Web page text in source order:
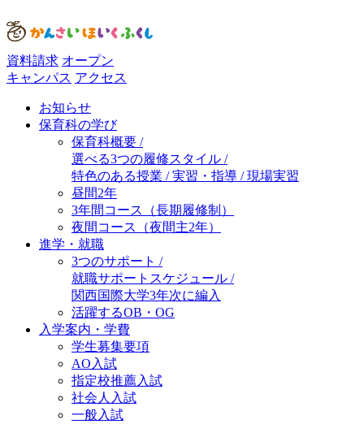
資料請求 オープン
キャンパス アクセス
お知らせ
保育科の学び
保育科概要 /
選べる3つの履修スタイル /
特色のある授業 / 実習・指導 / 現場実習
昼間2年
3年間コース（長期履修制）
夜間コース（夜間主2年）
進学・就職
3つのサポート /
就職サポートスケジュール /
関西国際大学3年次に編入
活躍するOB・OG
入学案内・学費
学生募集要項
AO入試
指定校推薦入試
社会人入試
一般入試